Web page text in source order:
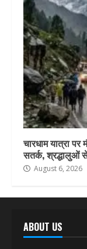
चारधाम यात्रा
सतर्क, श्रद्धालुओं
August 6, 2026
ABOUT US